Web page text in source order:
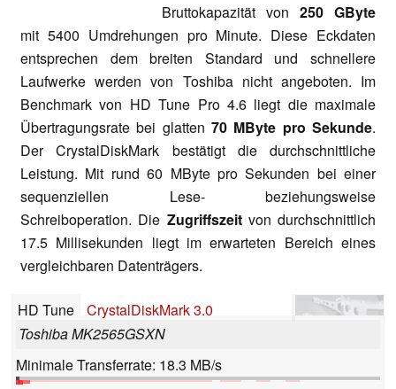
Bruttokapazität von 250 GByte
mit 5400 Umdrehungen pro Minute. Diese Eckdaten
entsprechen dem breiten Standard und schnellere
Laufwerke werden von Toshiba nicht angeboten. Im
Benchmark von HD Tune Pro 4.6 liegt die maximale
Übertragungsrate bei glatten 70 MByte pro Sekunde.
Der CrystalDiskMark bestätigt die durchschnittliche
Leistung. Mit rund 60 MByte pro Sekunden bei einer
sequenziellen Lese- beziehungsweise
Schreiboperation. Die Zugriffszeitvon durchschnittlich
17.5 Millisekunden liegt im erwarteten Bereich eines
vergleichbaren Datenträgers.
HD Tune
CrystalDiskMark 3.0
Toshiba MK2565GSXN
Minimale Transferrate: 18.3 MB/s